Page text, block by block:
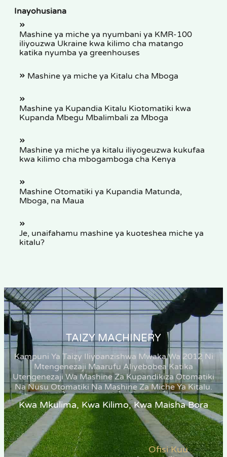
Inayohusiana
Mashine ya miche ya nyumbani ya KMR-100
iliyouzwa Ukraine kwa kilimo cha matango
katika nyumba ya greenhouses
Mashine ya miche ya Kitalu cha Mboga
Mashine ya Kupandia Kitalu Kiotomatiki kwa
Kupanda Mbegu Mbalimbali za Mboga
Mashine ya miche ya kitalu iliyogeuzwa kukufaa
kwa kilimo cha mbogamboga cha Kenya
Mashine Otomatiki ya Kupandia Matunda,
Mboga, na Maua
Je, unaifahamu mashine ya kuoteshea miche ya
kitalu?
TAIZY MACHINERY
Kampuni Ya Taizy Iliyoanzishwa Mwaka Wa 2012 Ni
Mtengenezaji Maarufu Aliyebobea Katika
Utengenezaji Wa Mashine Za Kupandikiza Otomatiki
Na Nusu Otomatiki Na Mashine Za Miche Ya Kitalu.
Kwa Mkulima, Kwa Kilimo, Kwa Maisha Bora
Ofisi Kuu